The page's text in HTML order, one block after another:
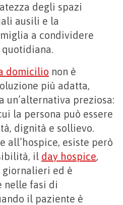
degli spazi
ausili e la
a condividere
quotidiana.
domicilio non è
più adatta,
un’alternativa preziosa:
la persona può essere
dignità e sollievo.
all’hospice, esiste però
il day hospice,
giornalieri ed è
nelle fasi di
il paziente è